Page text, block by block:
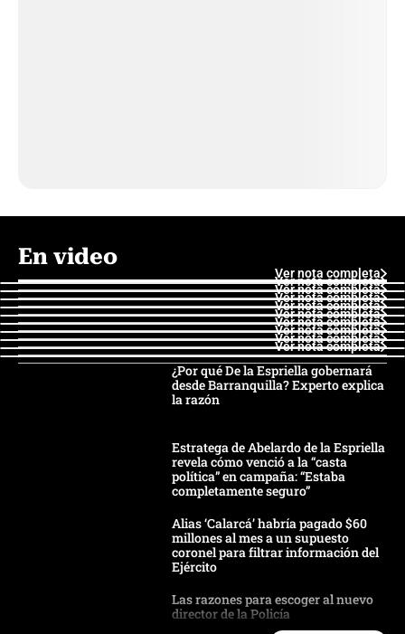
En video
Ver nota completa
Ver nota completa
Ver nota completa
Ver nota completa
Ver nota completa
Ver nota completa
Ver nota completa
Ver nota completa
Ver nota completa
Ver nota completa
¿Por qué De la Espriella gobernará
desde Barranquilla? Experto explica
la razón
Estratega de Abelardo de la Espriella
revela cómo venció a la “casta
política” en campaña: “Estaba
completamente seguro”
Alias ‘Calarcá’ habría pagado $60
millones al mes a un supuesto
coronel para filtrar información del
Ejército
Las razones para escoger al nuevo
director de la Policía